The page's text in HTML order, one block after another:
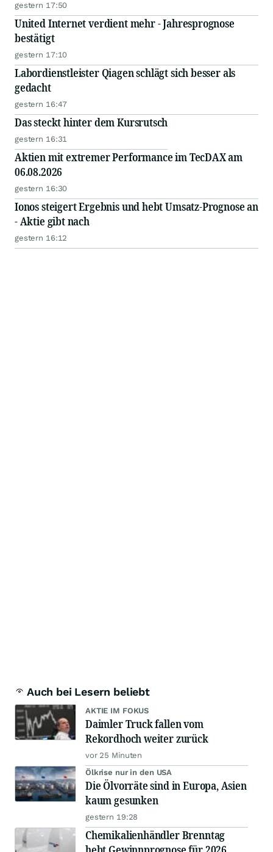
gestern 17:50
United Internet verdient mehr - Jahresprognose
bestätigt
gestern 17:10
Labordienstleister Qiagen schlägt sich besser als
gedacht
gestern 16:47
Das steckt hinter dem Kursrutsch
gestern 16:31
Aktien mit extremer Performance im TecDAX am
06.08.2026
gestern 16:30
Ionos steigert Ergebnis und hebt Umsatz-Prognose an
- Aktie gibt nach
gestern 16:12
Auch bei Lesern beliebt
AKTIE IM FOKUS
Daimler Truck fallen vom
Rekordhoch weiter zurück
vor 25 Minuten
Ölkrise nur in den USA
Die Ölvorräte sind in Europa, Asien
kaum gesunken
gestern 19:28
Chemikalienhändler Brenntag